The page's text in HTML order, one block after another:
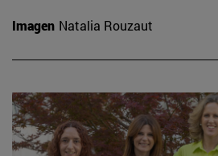
Imagen Natalia Rouzaut